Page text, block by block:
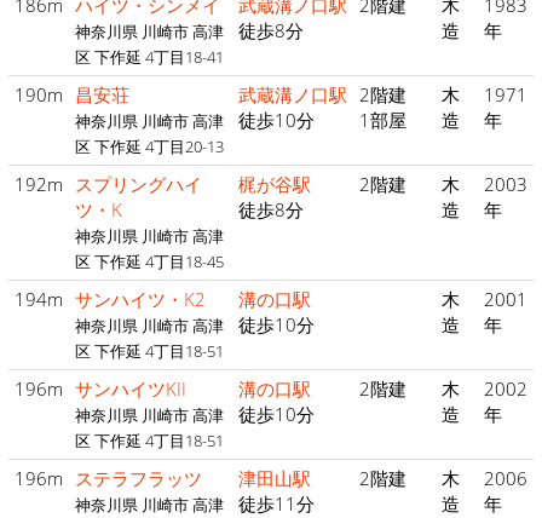
186m ハイツ・シンメイ
神奈川県 川崎市 高津
区 下作延 4丁目18-41
武蔵溝ノ口駅
徒歩8分
2階建
木
造
1983
年
190m 昌安荘
神奈川県 川崎市 高津
区 下作延 4丁目20-13
武蔵溝ノ口駅
徒歩10分
2階建
1部屋
木
造
1971
年
192m スプリングハイ
ツ・K
神奈川県 川崎市 高津
区 下作延 4丁目18-45
梶が谷駅
徒歩8分
2階建
木
造
2003
年
194m サンハイツ・K2
神奈川県 川崎市 高津
区 下作延 4丁目18-51
溝の口駅
徒歩10分
木
造
2001
年
196m サンハイツKII
神奈川県 川崎市 高津
区 下作延 4丁目18-51
溝の口駅
徒歩10分
2階建
木
造
2002
年
196m ステラフラッツ
神奈川県 川崎市 高津
津田山駅
徒歩11分
2階建
木
造
2006
年